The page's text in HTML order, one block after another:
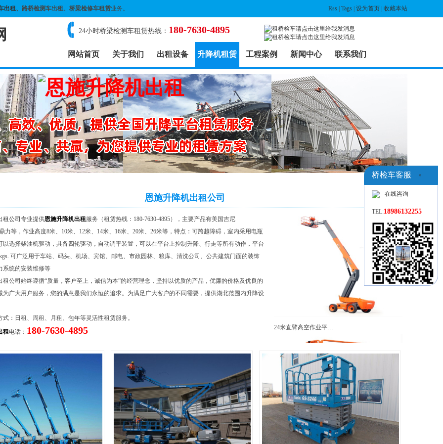
出租、路桥检测车出租、桥梁检修车租赁业务。 Rss Tags 设为首页 收藏本站
24小时桥梁检测车租赁热线： 180-7630-4895
网站首页 关于我们 出租设备 升降机租赁 工程案例 新闻中心 联系我们
恩施升降机出租公司
24米直臂高空作业平…
租公司 专业提供恩施升降机出租服务（租赁热线：180-7630-4895），主要产品有美国吉尼
力等，作业高度8米、10米、12米、14米、16米、20米、26米等，特点：可跨越障碍，室内采用电瓶
以选择柴油机驱动，具备四轮驱动，自动调平装置，可以在平台上控制升降、行走等所有动作，平台
可广泛用于车站、码头、机场、宾馆、邮电、市政园林、粮库、清洗公司、公共建筑门面的装饰
系统的安装维修等
租公司始终遵循“质量，客户至上，诚信为本”的经营理念，坚持以优质的产品，优廉的价格及优良的
为广大用户服务，您的满意是我们永恒的追求。为满足广大客户的不同需要，提供湖北范围内升降设
式：日租、周租、月租、包年等灵活性租赁服务。
租电话： 180-7630-4895
桥检车客服 ×
在线咨询
TEL:18986132255